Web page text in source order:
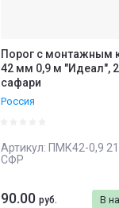
Порог с монтажным
42 мм 0,9 м "Идеал",
сафари
Россия
Артикул: ПМК42-0,9
СФР
В
90.00 руб.